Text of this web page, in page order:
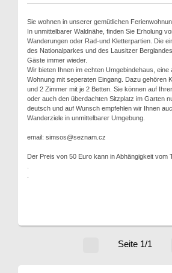
Sie wohnen in unserer gemütlichen
In unmittelbarer Waldnähe, finden Sie Erholung
Wanderungen oder Rad-und Kletterpartien. Die
des Nationalparkes und des Lausitzer
Gäste immer wieder.
Wir bieten Ihnen im echten Umgebindehaus,
Wohnung mit seperaten Eingang. Dazu gehören
und 2 Zimmer mit je 2 Betten. Sie können auf
oder auch den überdachten Sitzplatz im Garten
deutsch und auf Wunsch empfehlen wir Ihnen
Wanderziele in unmittelbarer Umgebung.
email: simsos@seznam.cz
Der Preis von 50 Euro kann in Abhängigkeit vom
Seite 1/1